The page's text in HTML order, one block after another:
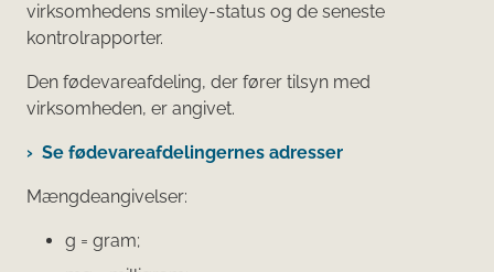
virksomhedens smiley-status og de seneste
kontrolrapporter.
Den fødevareafdeling, der fører tilsyn med
virksomheden, er angivet.
Se fødevareafdelingernes adresser
Mængdeangivelser:
g = gram;